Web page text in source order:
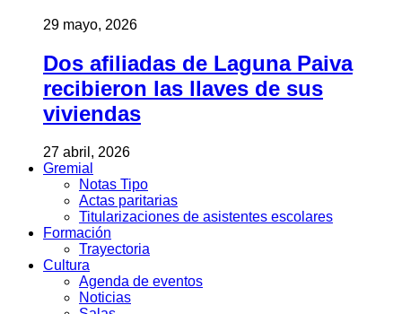
29 mayo, 2026
Dos afiliadas de Laguna Paiva
recibieron las llaves de sus
viviendas
27 abril, 2026
Gremial
Notas Tipo
Actas paritarias
Titularizaciones de asistentes escolares
Formación
Trayectoria
Cultura
Agenda de eventos
Noticias